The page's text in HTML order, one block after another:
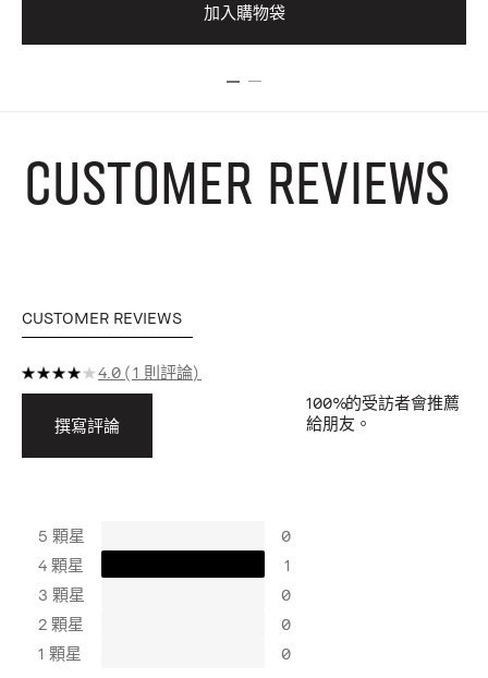
加入購物袋
CUSTOMER REVIEWS
CUSTOMER REVIEWS
4.0 1 則評論
撰寫評論
100%的受訪者會推薦
給朋友。
5 顆星
0
4 顆星
1
3 顆星
0
2 顆星
0
1 顆星
0